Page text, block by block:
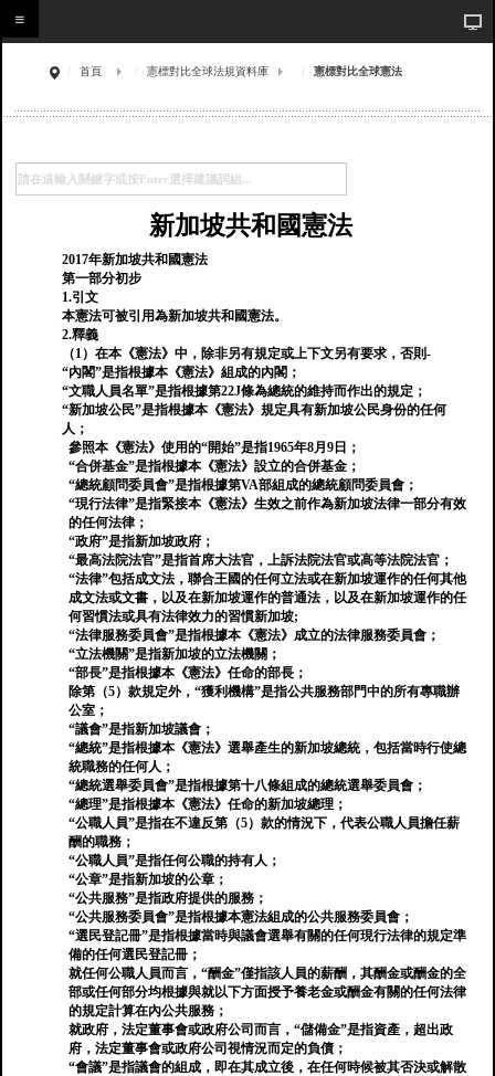
首頁 憲標對比全球法規資料庫 憲標對比全球憲法
新加坡共和國憲法
2017年新加坡共和國憲法
第一部分初步
1.引文
本憲法可被引用為新加坡共和國憲法。
2.釋義
（1）在本《憲法》中，除非另有規定或上下文另有要求，否則-
“內閣”是指根據本《憲法》組成的內閣；
“文職人員名單”是指根據第22J條為總統的維持而作出的規定；
“新加坡公民”是指根據本《憲法》規定具有新加坡公民身份的任何
人；
參照本《憲法》使用的“開始”是指1965年8月9日；
“合併基金”是指根據本《憲法》設立的合併基金；
“總統顧問委員會”是指根據第VA部組成的總統顧問委員會；
“現行法律”是指緊接本《憲法》生效之前作為新加坡法律一部分有效
的任何法律；
“政府”是指新加坡政府；
“最高法院法官”是指首席大法官，上訴法院法官或高等法院法官；
“法律”包括成文法，聯合王國的任何立法或在新加坡運作的任何其他
成文法或文書，以及在新加坡運作的普通法，以及在新加坡運作的任
何習慣法或具有法律效力的習慣新加坡;
“法律服務委員會”是指根據本《憲法》成立的法律服務委員會；
“立法機關”是指新加坡的立法機關；
“部長”是指根據本《憲法》任命的部長；
除第（5）款規定外，“獲利機構”是指公共服務部門中的所有專職辦
公室；
“議會”是指新加坡議會；
“總統”是指根據本《憲法》選舉產生的新加坡總統，包括當時行使總
統職務的任何人；
“總統選舉委員會”是指根據第十八條組成的總統選舉委員會；
“總理”是指根據本《憲法》任命的新加坡總理；
“公職人員”是指在不違反第（5）款的情況下，代表公職人員擔任薪
酬的職務；
“公職人員”是指任何公職的持有人；
“公章”是指新加坡的公章；
“公共服務”是指政府提供的服務；
“公共服務委員會”是指根據本憲法組成的公共服務委員會；
“選民登記冊”是指根據當時與議會選舉有關的任何現行法律的規定準
備的任何選民登記冊；
就任何公職人員而言，“酬金”僅指該人員的薪酬，其酬金或酬金的全
部或任何部分均根據與就以下方面授予養老金或酬金有關的任何法律
的規定計算在內公共服務；
就政府，法定董事會或政府公司而言，“儲備金”是指資產，超出政
府，法定董事會或政府公司視情況而定的負債；
“會議”是指議會的組成，即在其成立後，在任何時候被其否決或解散